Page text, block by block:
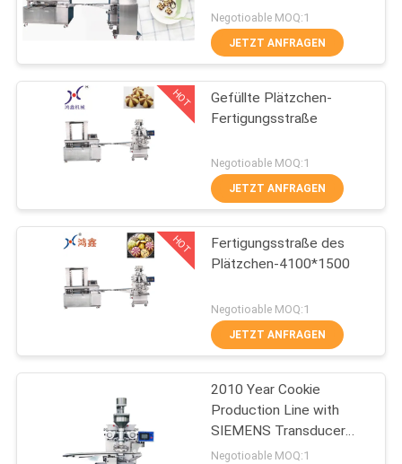
KONTAKT
UNS
NEUIGKEITEN
EIN
ANGEBOT
SITEMAP
PRIVACY
Fertigungsstraße
Gebäckfertigungsstraße
Mond-Kuchen-
Fertigungsstraße
11
Negotioable MOQ:1
JETZT ANFRAGEN
HOT
Gefüllte Plätzchen-
Fertigungsstraße
Negotioable MOQ:1
JETZT ANFRAGEN
HOT
Fertigungsstraße des
Plätzchen-4100*1500
Negotioable MOQ:1
JETZT ANFRAGEN
2010 Year Cookie
Production Line with
SIEMENS Transducer
and 220Volt Voltage
Negotioable MOQ:1